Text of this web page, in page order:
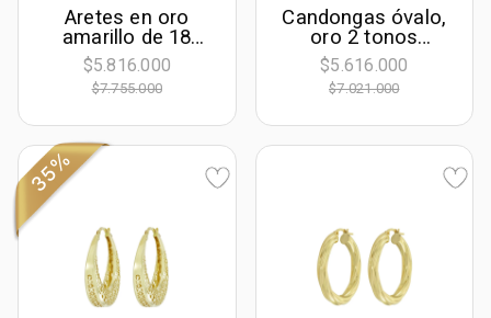
Aretes en oro
amarillo de 18
Kilates, Lágrima
$5.816.000
$7.755.000
Candongas óvalo,
oro 2 tonos
rodinado, liso
$5.616.000
$7.021.000
35%